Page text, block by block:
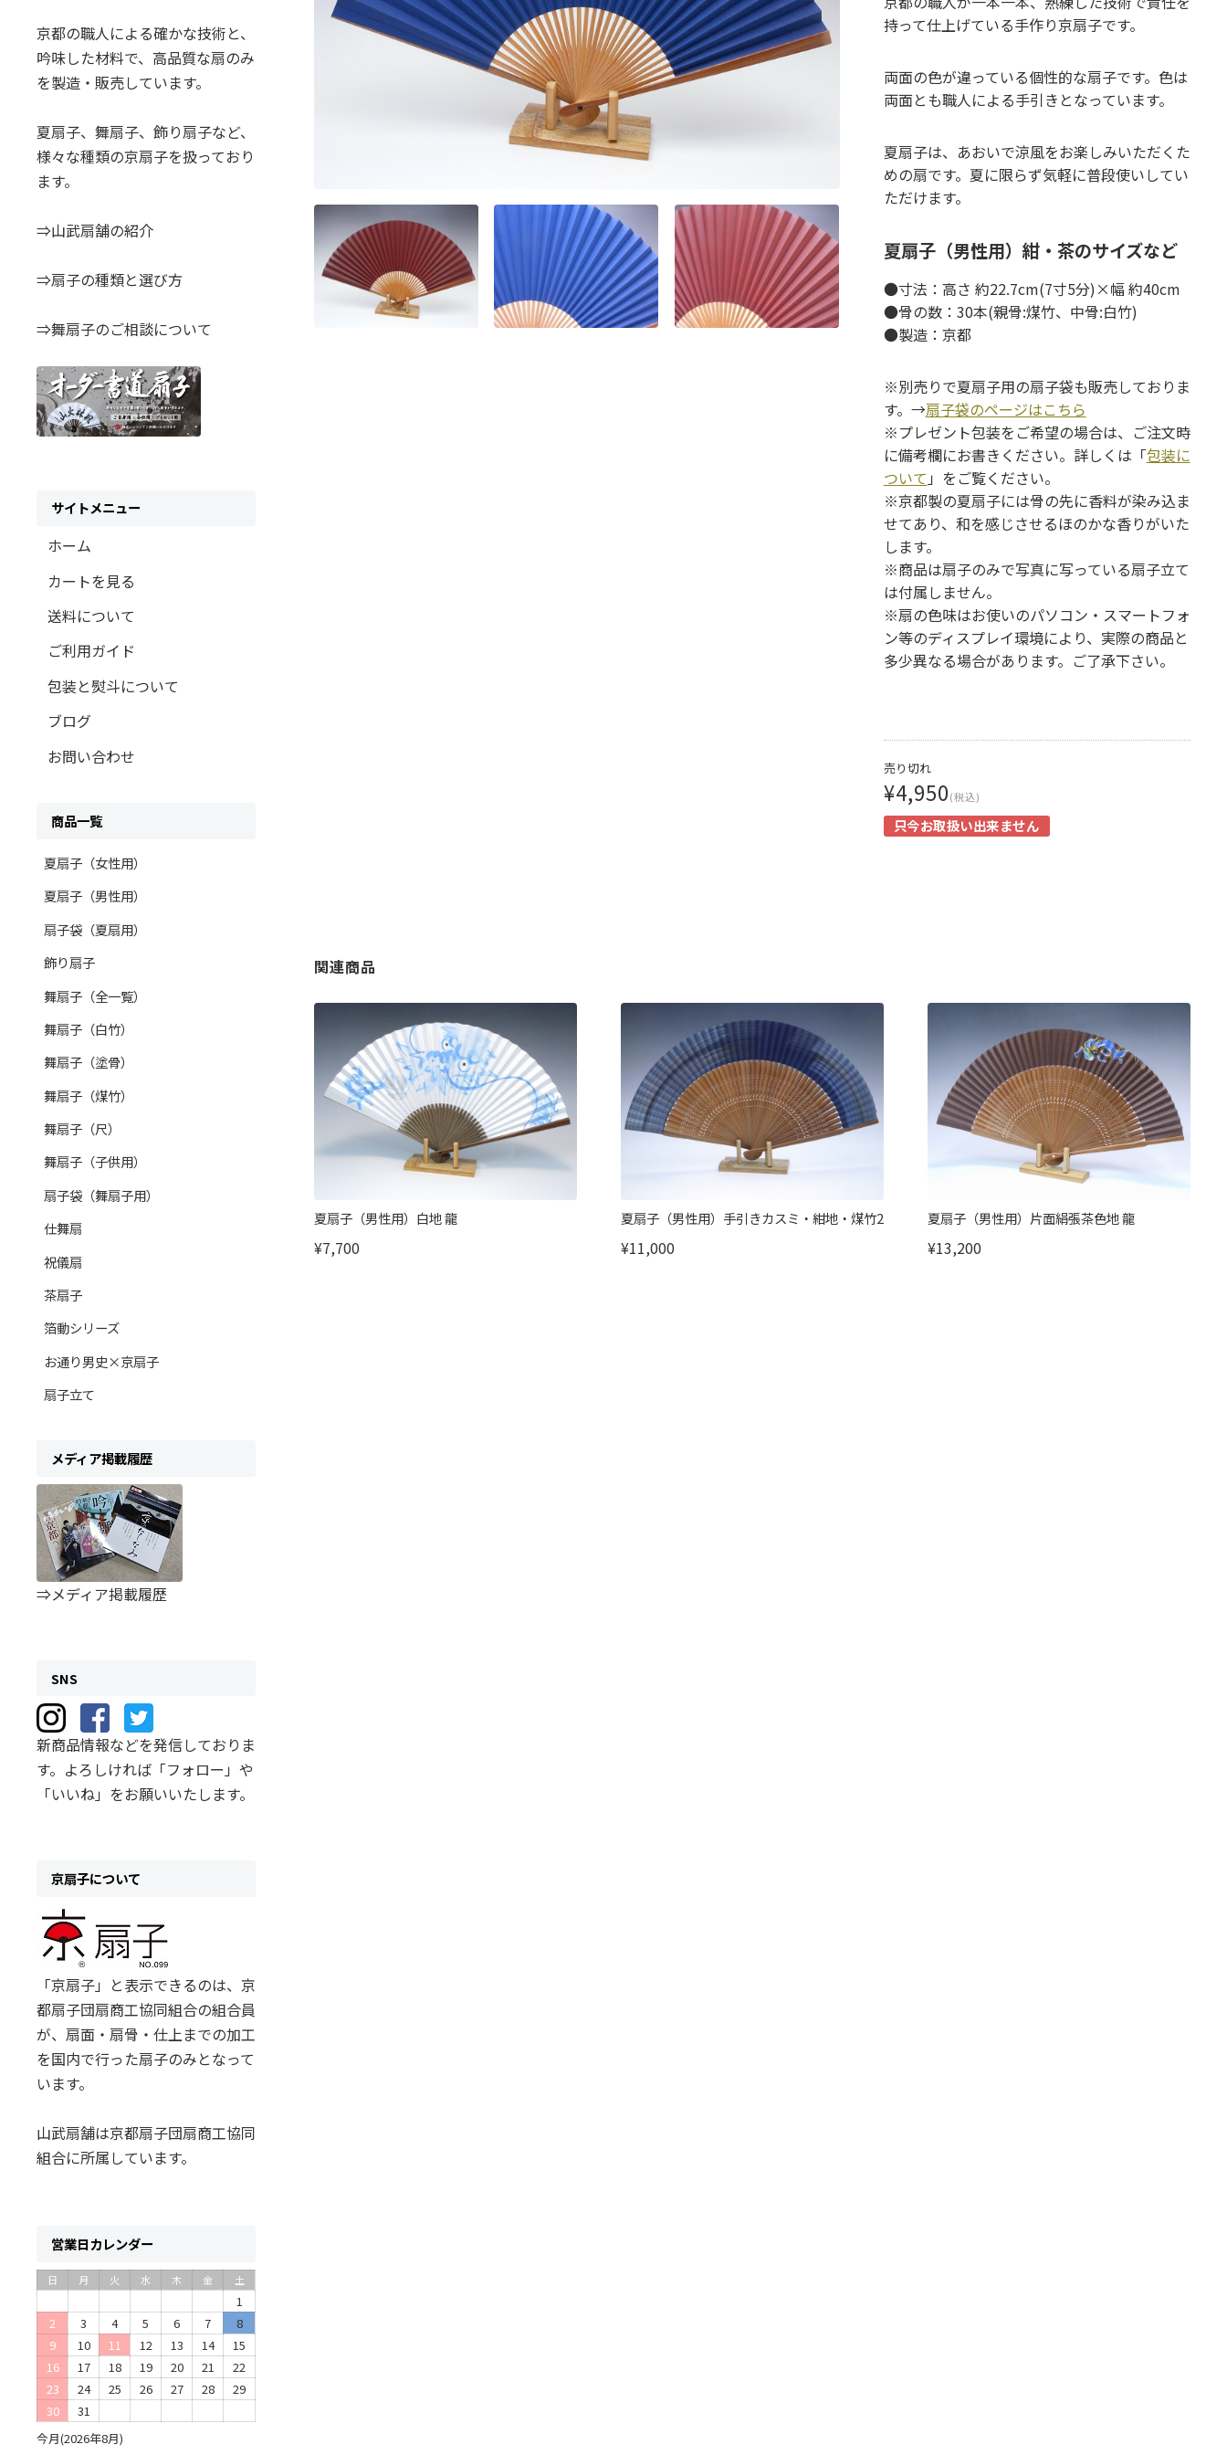
持って仕上げている手作り京扇子です。
両面の色が違っている個性的な扇子です。色は
両面とも職人による手引きとなっています。
夏扇子は、あおいで涼風をお楽しみいただくた
めの扇です。夏に限らず気軽に普段使いしてい
ただけます。
夏扇子（男性用）紺・茶のサイズなど
●寸法：高さ 約22.7cm(7寸5分)×幅 約40cm
●骨の数：30本(親骨:煤竹、中骨:白竹)
●製造：京都
※別売りで夏扇子用の扇子袋も販売しておりま
す。→扇子袋のページはこちら
※プレゼント包装をご希望の場合は、ご注文時
に備考欄にお書きください。詳しくは「包装に
ついて 」をご覧ください。
※京都製の夏扇子には骨の先に香料が染み込ま
せてあり、和を感じさせるほのかな香りがいた
します。
※商品は扇子のみで写真に写っている扇子立て
は付属しません。
※扇の色味はお使いのパソコン・スマートフォ
ン等のディスプレイ環境により、実際の商品と
多少異なる場合があります。ご了承下さい。
売り切れ
¥4,950(税込)
只今お取扱い出来ません
関連商品
夏扇子（男性用）白地 龍
¥7,700
夏扇子（男性用）手引きカスミ・紺地・煤竹2
¥11,000
夏扇子（男性用）片面絹張茶色地 龍
¥13,200
京都の職人による確かな技術と、
吟味した材料で、高品質な扇のみ
を製造・販売しています。
夏扇子、舞扇子、飾り扇子など、
様々な種類の京扇子を扱っており
ます。
⇒山武扇舗の紹介
⇒扇子の種類と選び方
⇒舞扇子のご相談について
サイトメニュー
ホーム
カートを見る
送料について
ご利用ガイド
包装と熨斗について
ブログ
お問い合わせ
商品一覧
夏扇子（女性用）
夏扇子（男性用）
扇子袋（夏扇用）
飾り扇子
舞扇子（全一覧）
舞扇子（白竹）
舞扇子（塗骨）
舞扇子（煤竹）
舞扇子（尺）
舞扇子（子供用）
扇子袋（舞扇子用）
仕舞扇
祝儀扇
茶扇子
箔動シリーズ
お通り男史×京扇子
扇子立て
メディア掲載履歴
⇒メディア掲載履歴
SNS
新商品情報などを発信しておりま
す。よろしければ「フォロー」や
「いいね」をお願いいたします。
京扇子について
「京扇子」と表示できるのは、京
都扇子団扇商工協同組合の組合員
が、扇面・扇骨・仕上までの加工
を国内で行った扇子のみとなって
います。
山武扇舗は京都扇子団扇商工協同
組合に所属しています。
営業日カレンダー
今月(2026年8月)
日 月 火 水 木 金 土
1
2
3 4 5 6 7
8
9
10 11 12 13 14
15
16
17 18 19 20 21
22
23
24 25 26 27 28
29
30
31